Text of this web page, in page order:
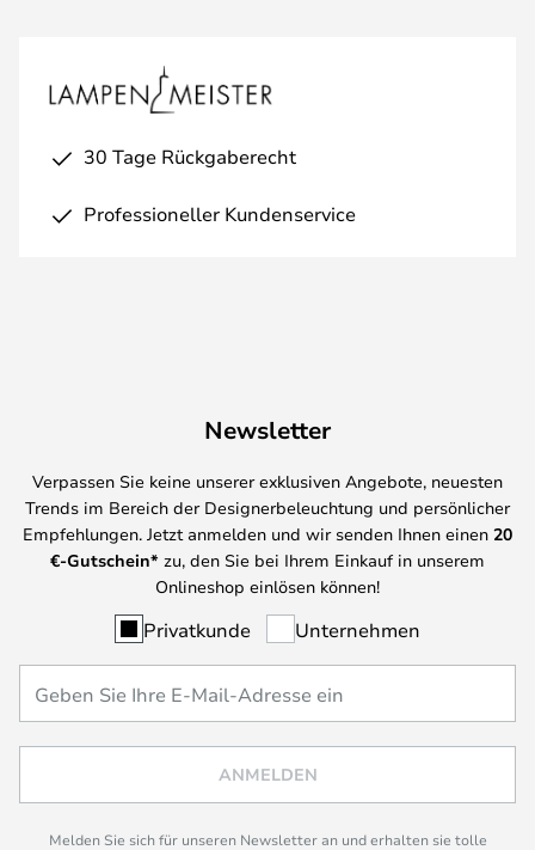
30 Tage Rückgaberecht
Professioneller Kundenservice
Newsletter
Verpassen Sie keine unserer exklusiven Angebote, neuesten
Trends im Bereich der Designerbeleuchtung und persönlicher
Empfehlungen. Jetzt anmelden und wir senden Ihnen einen 20
€-Gutschein* zu, den Sie bei Ihrem Einkauf in unserem
Onlineshop einlösen können!
Privatkunde Unternehmen
ANMELDEN
Melden Sie sich für unseren Newsletter an und erhalten sie tolle